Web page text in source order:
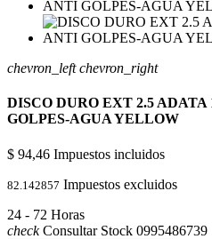
chevron_left chevron_right
DISCO DURO EXT 2.5 ADATA
GOLPES-AGUA YELLOW
$ 94,46 Impuestos incluidos
82.142857 Impuestos excluidos
24 - 72 Horas
checkConsultar Stock 0995486739